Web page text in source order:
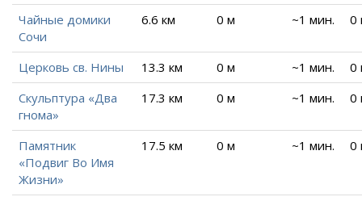
Чайные домики
Сочи
6.6 км 0 м ~1 мин. 0
Церковь св. Нины 13.3 км 0 м ~1 мин.
0
Скульптура «Два
гнома»
17.3 км 0 м ~1 мин. 0
Памятник
«Подвиг Во Имя
Жизни»
17.5 км 0 м ~1 мин. 0